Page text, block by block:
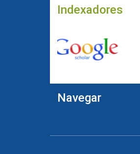
Indexadores
Navegar